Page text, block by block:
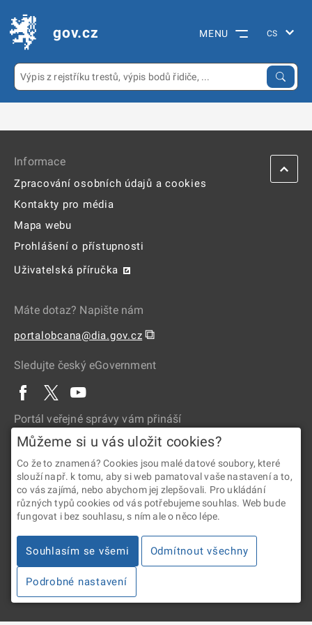
gov.cz MENU
Informace
Zpracování osobních údajů a cookies
Kontakty pro média
Mapa webu
Prohlášení o přístupnosti
Uživatelská příručka
Máte dotaz? Napište nám
portalobcana@dia.gov.cz ⧉
Sledujte český eGovernment
Portál veřejné správy vám přináší
2026 © Digitální a informační agentura • Informace jsou poskytovány
v souladu se zákonem č. 106/1999 Sb., o svobodném přístupu
Verze 4.2.288
Můžeme si u vás uložit cookies?
Co že to znamená? Cookies jsou malé datové soubory, které
slouží např. k tomu, aby si web pamatoval vaše nastavení a to,
co vás zajímá, nebo abychom jej zlepšovali. Pro ukládání
různých typů cookies od vás potřebujeme souhlas. Web bude
fungovat i bez souhlasu, s ním ale o něco lépe.
Souhlasím se všemi Odmítnout všechny
Podrobné nastavení